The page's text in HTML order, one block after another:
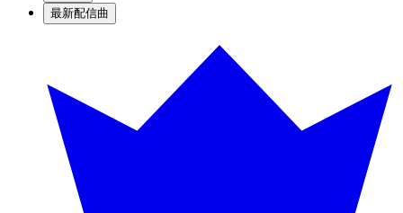
最新配信曲